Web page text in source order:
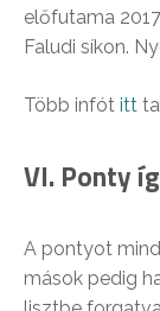
előfutama
Faludi síkon.
Több infót itt
VI. Ponty
A pontyot
mások pedig